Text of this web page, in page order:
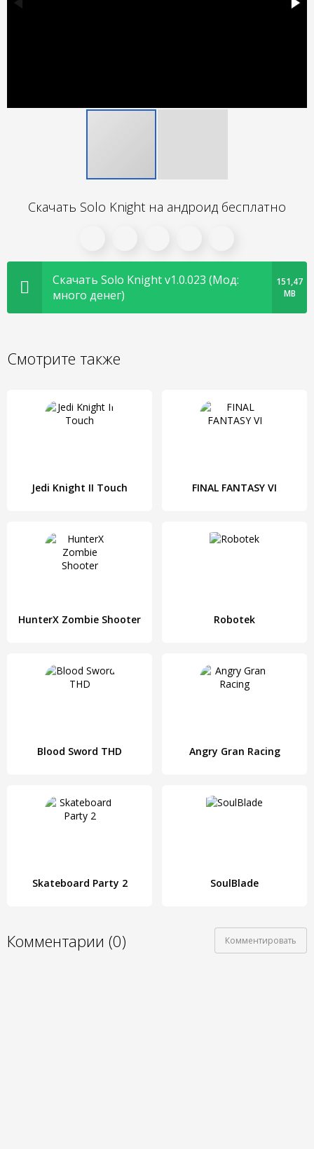
Скачать Solo Knight на андроид бесплатно
Скачать Solo Knight v1.0.023 (Мод:
много денег)
151,47
MB
Смотрите также
Jedi Knight II Touch FINAL FANTASY VI
HunterX Zombie Shooter Robotek
Blood Sword THD Angry Gran Racing
Skateboard Party 2 SoulBlade
Комментарии (0) Комментировать